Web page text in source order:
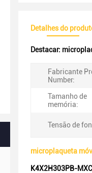
Detalhes do
Destacar:
Fabricante
Number:
Tamanho de
memória:
Tensão de
microplaqueta
K4X2H303PB-